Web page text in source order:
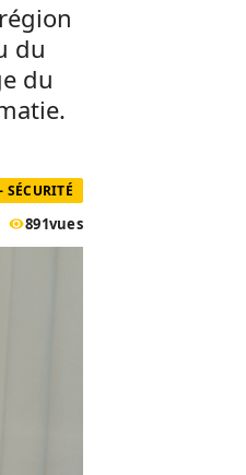
du
du
SÉCURITÉ
891vues